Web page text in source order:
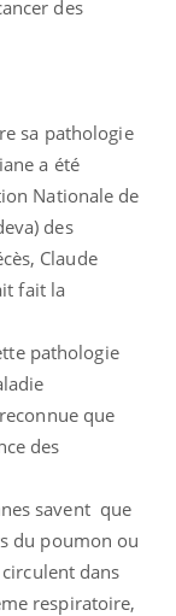
des
sa pathologie
a été
Nationale de
des
Claude
fait la
pathologie
que
des
savent que
du poumon ou
dans
respiratoire,